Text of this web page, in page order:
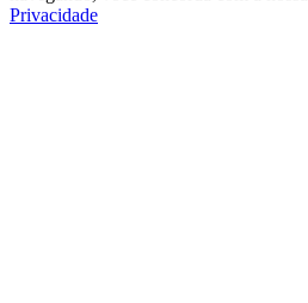
Privacidade